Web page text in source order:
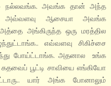
நல்லவங்க. அவங்க தான் அந்த
அவ்வளவு ஆசையா அவங்க
அங்கிருந்த ஒரு மரத்தில
எவ்வளவு சிகிச்சை
போய்ட்டாங்க. அதனால உங்க
பூட்டி சாவியை எங்கியோ
யார் அங்க போனாலும்